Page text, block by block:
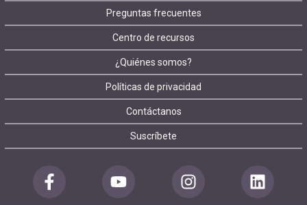
Footer
menu
Preguntas frecuentes
Centro de recursos
¿Quiénes somos?
Políticas de privacidad
Contáctanos
Suscríbete
Redes